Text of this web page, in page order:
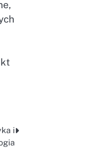
i